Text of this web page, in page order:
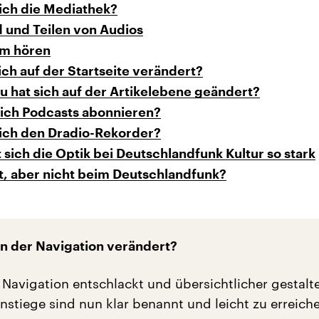
die Mediathek?
und Teilen von Audios
hören
auf der Startseite verändert?
hat sich auf der Artikelebene geändert?
Podcasts abonnieren?
den Dradio-Rekorder?
sich die Optik bei Deutschlandfunk Kultur so stark
aber nicht beim Deutschlandfunk?
der Navigation verändert?
entschlackt und übersichtlicher
sind nun klar benannt und leicht zu